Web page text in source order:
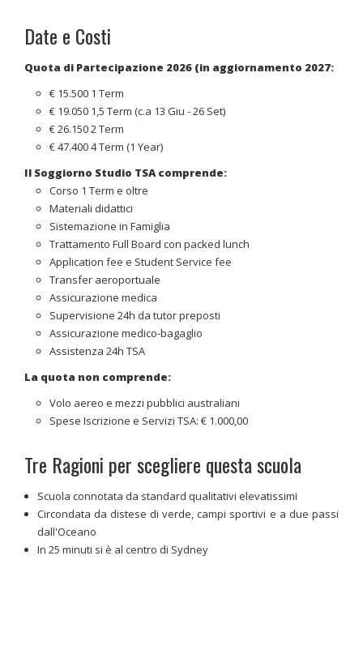
Date e Costi
Quota di Partecipazione 2026 (in aggiornamento 2027:
€ 15.500 1 Term
€ 19.050 1,5 Term (c.a 13 Giu - 26 Set)
€ 26.150 2 Term
€ 47.400 4 Term (1 Year)
Il Soggiorno Studio TSA comprende:
Corso 1 Term e oltre
Materiali didattici
Sistemazione in Famiglia
Trattamento Full Board con packed lunch
Application fee e Student Service fee
Transfer aeroportuale
Assicurazione medica
Supervisione 24h da tutor preposti
Assicurazione medico-bagaglio
Assistenza 24h TSA
La quota non comprende:
Volo aereo e mezzi pubblici australiani
Spese Iscrizione e Servizi TSA: € 1.000,00
Tre Ragioni per scegliere questa scuola
Scuola connotata da standard qualitativi elevatissimi
Circondata da distese di verde, campi sportivi e a due passi
dall'Oceano
In 25 minuti si è al centro di Sydney